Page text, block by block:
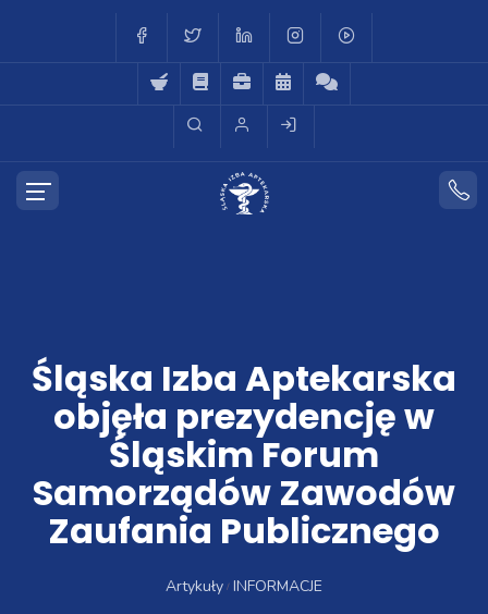
Śląska Izba Aptekarska
objęła prezydencję w
Śląskim Forum
Samorządów Zawodów
Zaufania Publicznego
Artykuły INFORMACJE